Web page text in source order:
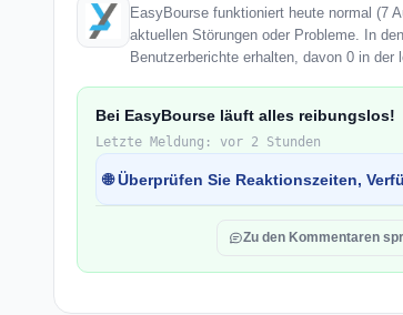
EasyBourse funktioniert heute normal (7
aktuellen Störungen oder Probleme. In
Benutzerberichte erhalten, davon 0 in der
Bei EasyBourse läuft alles reibungslos!
Letzte Meldung: vor 2 Stunden
🌐 Überprüfen Sie Reaktionszeiten,
Zu den Kommentaren